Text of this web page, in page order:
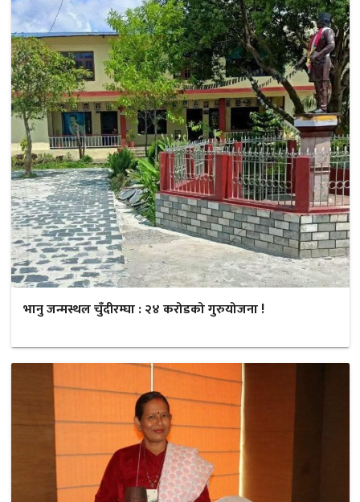
भानु जन्मस्थल चुँदीरम्घा : २४ करोडको गुरुयोजना !